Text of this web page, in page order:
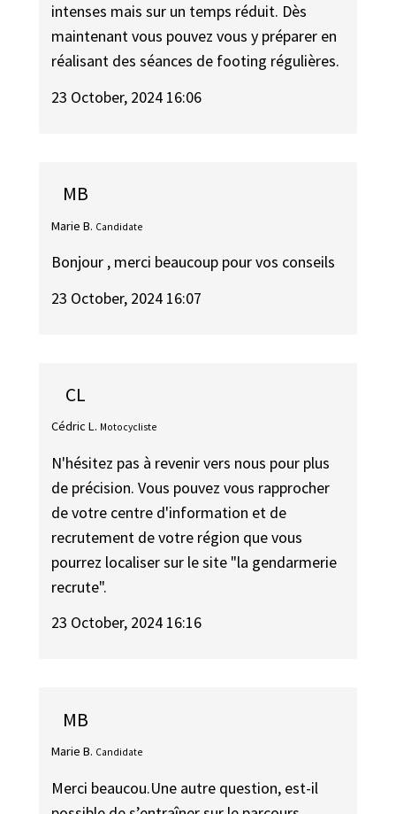
intenses mais sur un temps réduit. Dès
maintenant vous pouvez vous y préparer en
réalisant des séances de footing régulières.
23 October, 2024 16:06
MB
Marie B. Candidate
Bonjour , merci beaucoup pour vos conseils
23 October, 2024 16:07
CL
Cédric L. Motocycliste
N'hésitez pas à revenir vers nous pour plus
de précision. Vous pouvez vous rapprocher
de votre centre d'information et de
recrutement de votre région que vous
pourrez localiser sur le site "la gendarmerie
recrute".
23 October, 2024 16:16
MB
Marie B. Candidate
Merci beaucou.Une autre question, est-il